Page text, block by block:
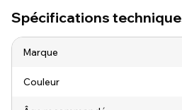
Spécifications
Marque
Couleur